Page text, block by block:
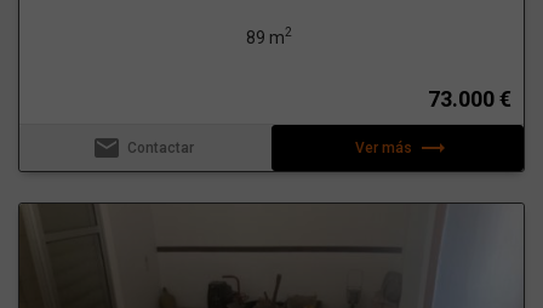
89 m2
73.000 €
email Contactar Ver más trending_flat
Next